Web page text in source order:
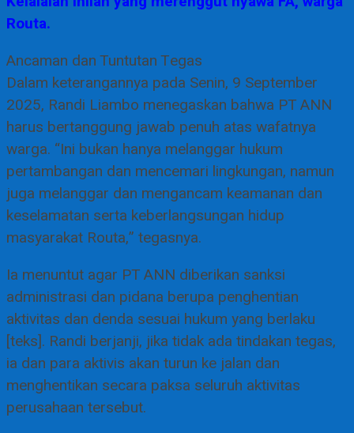
Routa.
Ancaman dan Tuntutan Tegas
Dalam keterangannya pada Senin, 9 September
2025, Randi Liambo menegaskan bahwa PT ANN
harus bertanggung jawab penuh atas wafatnya
warga. “Ini bukan hanya melanggar hukum
pertambangan dan mencemari lingkungan, namun
juga melanggar dan mengancam keamanan dan
keselamatan serta keberlangsungan hidup
masyarakat Routa,” tegasnya.
Ia menuntut agar PT ANN diberikan sanksi
administrasi dan pidana berupa penghentian
aktivitas dan denda sesuai hukum yang berlaku
[teks]. Randi berjanji, jika tidak ada tindakan tegas,
ia dan para aktivis akan turun ke jalan dan
menghentikan secara paksa seluruh aktivitas
perusahaan tersebut.